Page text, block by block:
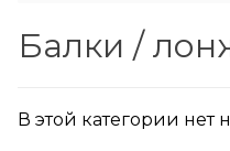
Балки /
В этой категории нет